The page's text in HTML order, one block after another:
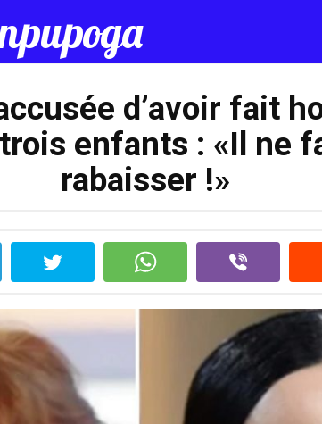
d’avoir fait
enfants : «Il ne
rabaisser !»